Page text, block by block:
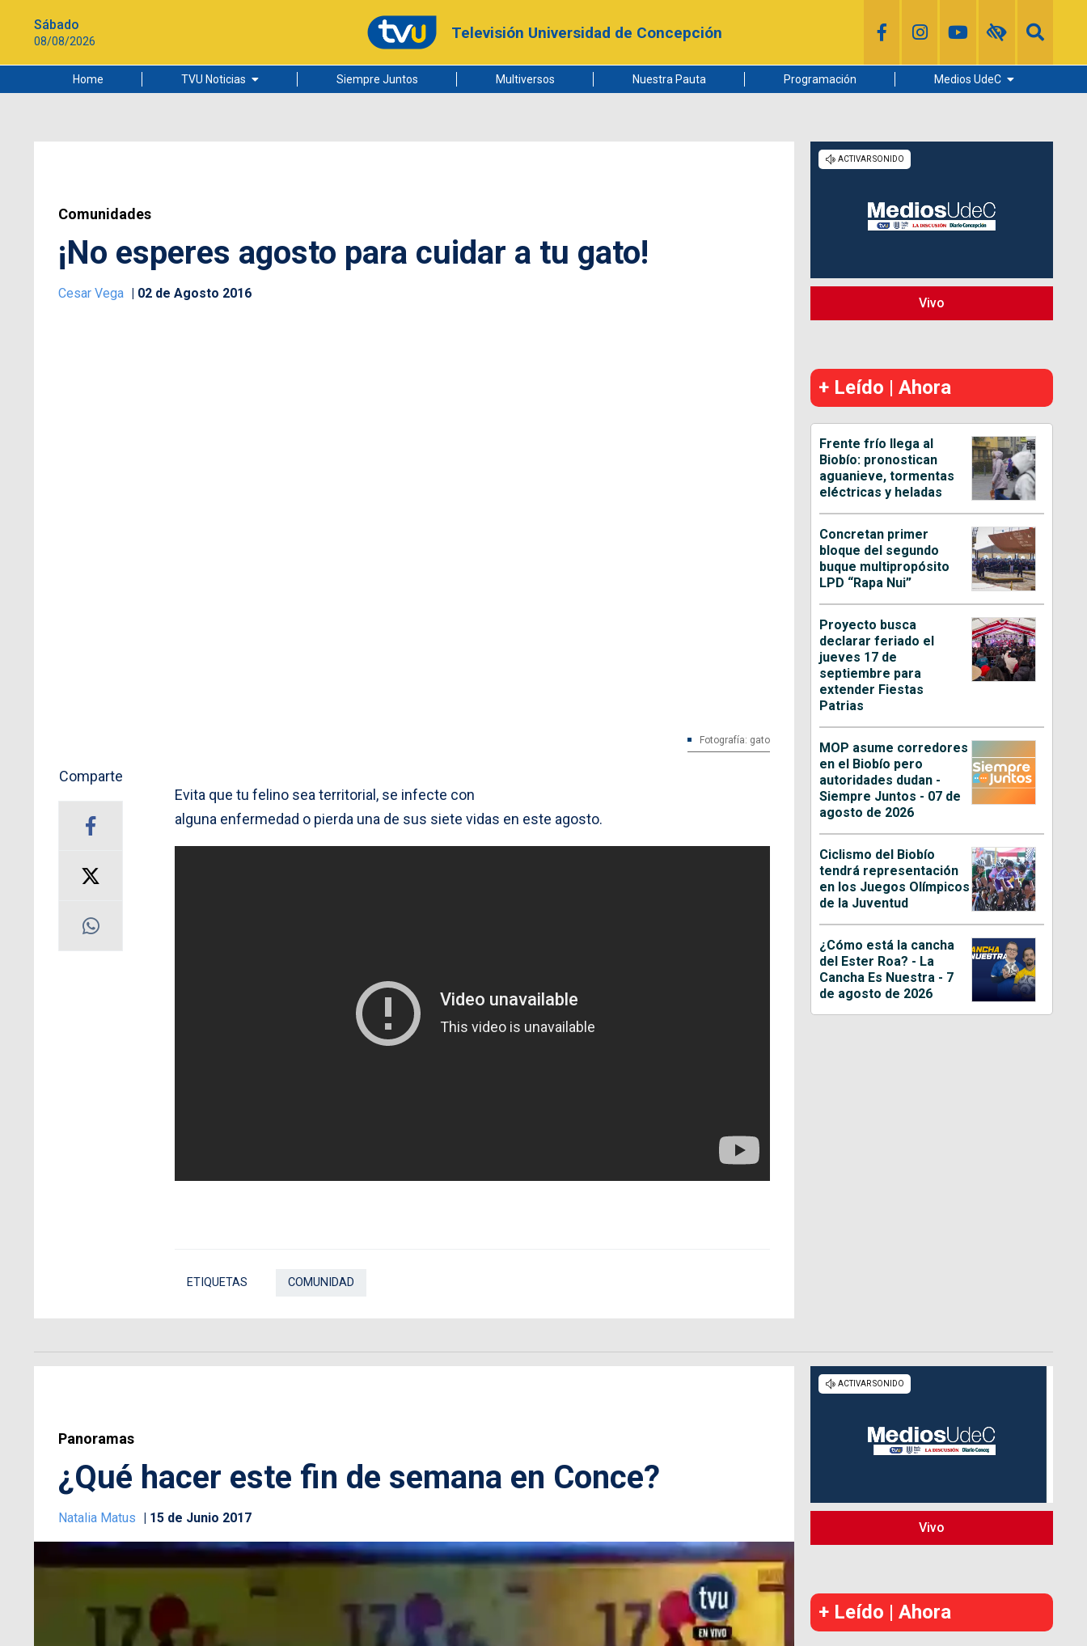
Sábado
08/08/2026 Televisión Universidad de Concepción
Home TVU Noticias
Ciudad
Siempre Juntos Multiversos Nuestra Pauta Programación Medios UdeC
Radio UdeC
Noticias UdeC
Comunidades
¡No esperes agosto para cuidar a tu gato!
Cesar Vega 02 de Agosto 2016
Fotografía: gato
Comparte
Evita que tu felino sea territorial, se infecte con
alguna enfermedad o pierda una de sus siete vidas en este agosto.
ETIQUETAS COMUNIDAD
Vivo
+ Leído | Ahora
Frente frío llega al
Biobío: pronostican
aguanieve, tormentas
eléctricas y heladas
Concretan primer
bloque del segundo
buque multipropósito
LPD “Rapa Nui”
Proyecto busca
declarar feriado el
jueves 17 de
septiembre para
extender Fiestas
Patrias
MOP asume corredores
en el Biobío pero
autoridades dudan -
Siempre Juntos - 07 de
agosto de 2026
Ciclismo del Biobío
tendrá representación
en los Juegos Olímpicos
de la Juventud
¿Cómo está la cancha
del Ester Roa? - La
Cancha Es Nuestra - 7
de agosto de 2026
Panoramas
¿Qué hacer este fin de semana en Conce?
Natalia Matus 15 de Junio 2017
Vivo
+ Leído | Ahora